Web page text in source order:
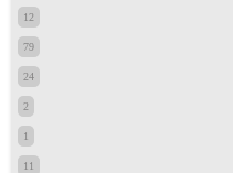
12
79
24
2
1
11